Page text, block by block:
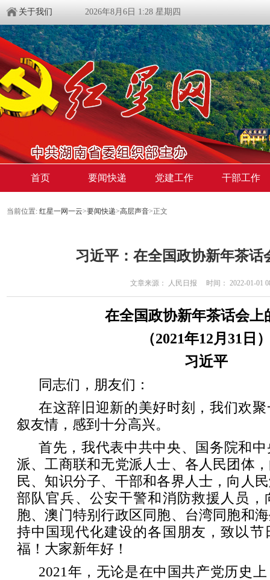
关于我们 2026年8月6日 1:28 星期四
首页 要闻快递 党建工作 干部工作
当前位置: 红星一网一云>要闻快递>高层声音>正文
习近平：在全国政协新年茶话
文章来源： 人民日报 时间： 2022-01-01
在全国政协新年茶话会上
（2021年12月31日
习近平
同志们，朋友们：
在这辞旧迎新的美好时刻，我们欢
叙友情，感到十分高兴。
首先，我代表中共中央、国务院和
派、工商联和无党派人士、各人民团体
民、知识分子、干部和各界人士，向人
部队官兵、公安干警和消防救援人员，
胞、澳门特别行政区同胞、台湾同胞和
持中国现代化建设的各国朋友，致以节
福！大家新年好！
2021年，无论是在中国共产党历史